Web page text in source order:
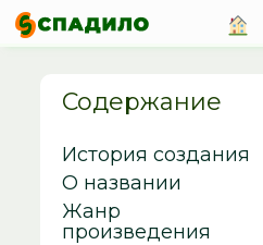
Содержание
История создания
О названии
Жанр
произведения